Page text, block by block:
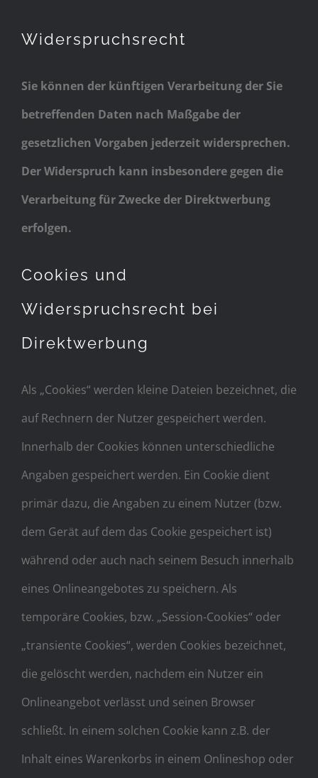
Widerspruchsrecht
Sie können der künftigen Verarbeitung der Sie
betreffenden Daten nach Maßgabe der
gesetzlichen Vorgaben jederzeit widersprechen.
Der Widerspruch kann insbesondere gegen die
Verarbeitung für Zwecke der Direktwerbung
erfolgen.
Cookies und
Widerspruchsrecht bei
Direktwerbung
Als „Cookies“ werden kleine Dateien bezeichnet, die
auf Rechnern der Nutzer gespeichert werden.
Innerhalb der Cookies können unterschiedliche
Angaben gespeichert werden. Ein Cookie dient
primär dazu, die Angaben zu einem Nutzer (bzw.
dem Gerät auf dem das Cookie gespeichert ist)
während oder auch nach seinem Besuch innerhalb
eines Onlineangebotes zu speichern. Als
temporäre Cookies, bzw. „Session-Cookies“ oder
„transiente Cookies“, werden Cookies bezeichnet,
die gelöscht werden, nachdem ein Nutzer ein
Onlineangebot verlässt und seinen Browser
schließt. In einem solchen Cookie kann z.B. der
Inhalt eines Warenkorbs in einem Onlineshop oder